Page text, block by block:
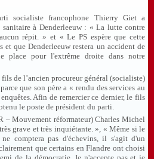
socialiste francophone Thierry Giet a
à Denderleeuw : « La lutte contre
répit. » et « Le PS espère que cette
et que Denderleeuw restera un accident de
pour l'extrême droite dans notre
de l’ancien procureur général (socialiste)
que son père a « rendu des services au
Afin de remercier ce dernier, le fils
le poste de président du parti.
– Mouvement réformateur) Charles Michel
grave et très inquiétante. », « Même si le
comptera pas d'échevins, il s'agit d'un
que certains en Flandre ont choisi